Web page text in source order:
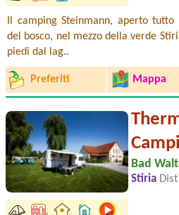
Il camping Steinmann, aperto
del bosco, nel mezzo della verde
piedi dal lag..
Preferiti Mappa
Bad
Stiria